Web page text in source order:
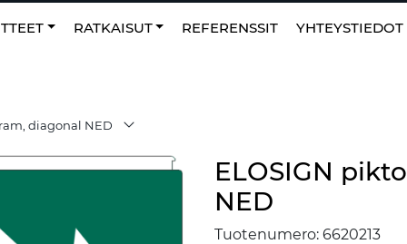
Suosikit NO|
RATKAISUT REFERENSSIT YHTEYSTIEDOT
diagonal NED
ELOSIGN
NED
Tuotenumero: 6620213